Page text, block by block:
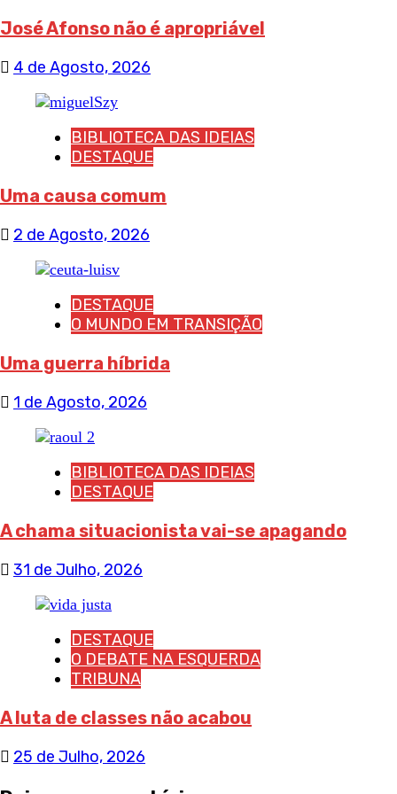
José Afonso não é apropriável
4 de Agosto, 2026
BIBLIOTECA DAS IDEIAS
DESTAQUE
Uma causa comum
2 de Agosto, 2026
DESTAQUE
O MUNDO EM TRANSIÇÃO
Uma guerra híbrida
1 de Agosto, 2026
BIBLIOTECA DAS IDEIAS
DESTAQUE
A chama situacionista vai-se apagando
31 de Julho, 2026
DESTAQUE
O DEBATE NA ESQUERDA
TRIBUNA
A luta de classes não acabou
25 de Julho, 2026